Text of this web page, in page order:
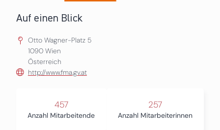
Auf einen Blick
Otto Wagner-Platz 5
1090 Wien
Österreich
http://www.fma.gv.at
457
Anzahl Mitarbeitende
257
Anzahl Mitarbeiterinnen